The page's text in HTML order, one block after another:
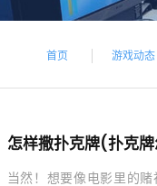
首页 游戏动态
怎样撒扑克牌(扑克
当然！想要像电影里的